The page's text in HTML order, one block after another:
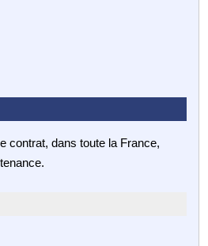
contrat, dans toute la France,